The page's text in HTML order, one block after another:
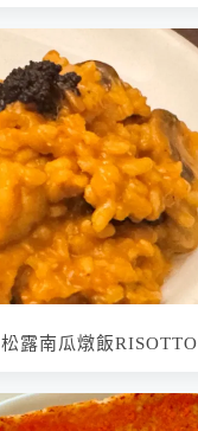
松露南瓜燉飯RISOTTO